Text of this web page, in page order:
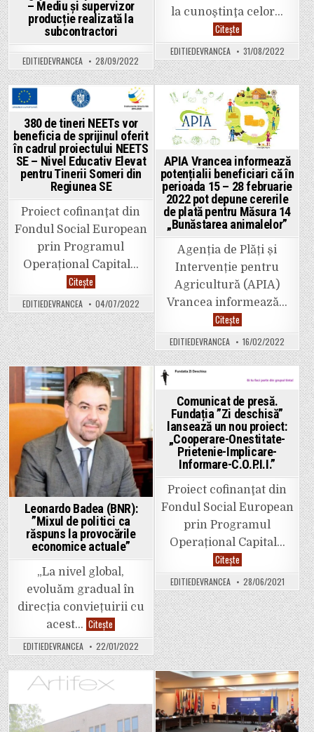
– Mediu și supervizor
producție realizată la
subcontractori
EDITIEDEVRANCEA 28/09/2022
la cunoştinţa celor…
CiteșteCe
trebuie
să
știe
salariaţii
care
realizează
în
cursul
aceleiaşi
luni
venituri
din
salarii
sau
asimilate
salariilor
în
baza
a
două
sau
mai
multe
contracte
individuale
de
muncă
EDITIEDEVRANCEA 31/08/2022
Posted
in
380 de tineri NEETs vor
beneficia de sprijinul oferit
în cadrul proiectului NEETS
SE – Nivel Educativ Elevat
pentru Tinerii Someri din
Regiunea SE
Proiect cofinanţat din
Fondul Social European
prin Programul
Operațional Capital…
Citește380
de
tineri
NEETs
vor
beneficia
de
sprijinul
oferit
în
cadrul
proiectului
NEETS
–
Nivel
Educativ
Elevat
pentru
Tinerii
Someri
din
Regiunea
SE
EDITIEDEVRANCEA 04/07/2022
Posted
in
APIA Vrancea informează
potențialii beneficiari că în
perioada 15 – 28 februarie
2022 pot depune cererile
de plată pentru Măsura 14
„Bunăstarea animalelor”
Agenția de Plăți și
Intervenție pentru
Agricultură (APIA)
Vrancea informează…
CiteșteAPIA
Vrancea
informează
potențialii
beneficiari
că
perioada
–
28
februarie
2022
pot
depune
cererile
de
plată
pentru
Măsura
14
„Bunăstarea
animalelor”
EDITIEDEVRANCEA 16/02/2022
Posted
in
Leonardo Badea (BNR):
”Mixul de politici ca
răspuns la provocările
economice actuale”
„La nivel global,
evoluăm gradual în
direcția conviețuirii cu
acest… Citește
Badea
(BNR):
”Mixul
de
politici
ca
răspuns
provocările
economice
actuale”
EDITIEDEVRANCEA 22/01/2022
in
Comunicat de presă.
Fundația ”Zi deschisă”
lansează un nou proiect:
„Cooperare-Onestitate-
Prietenie-Implicare-
Informare-C.O.P.I.I.”
Proiect cofinanţat din
Fondul Social European
prin Programul
Operațional Capital…
CiteșteComunicat
de
presă.
Fundația
”Zi
deschisă”
lansează
un
nou
proiect:
„Cooperare-
Onestitate-
Prietenie-
Implicare-
Informare-
C.O.P.I.I.”
EDITIEDEVRANCEA 28/06/2021
in
Posted
in